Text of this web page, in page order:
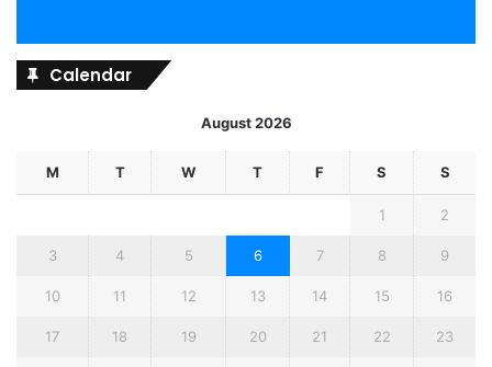
Calendar
August 2026
M T W T F S S
1 2
3 4 5 6 7 8 9
10 11 12 13 14 15 16
17 18 19 20 21 22 23